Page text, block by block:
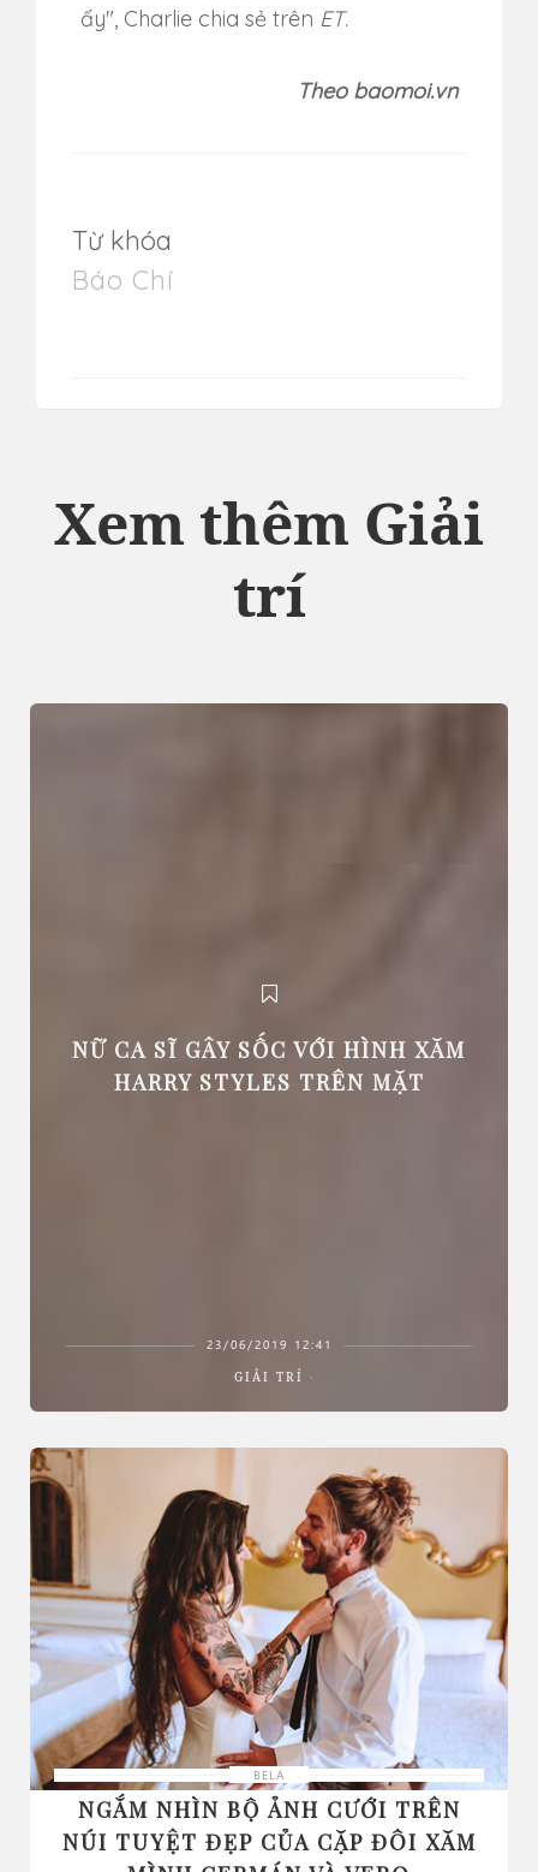
ấy", Charlie chia sẻ trên ET.
Theo baomoi.vn
Từ khóa
Báo Chí
Xem thêm Giải
trí
NỮ CA SĨ GÂY SỐC VỚI HÌNH XĂM
HARRY STYLES TRÊN MẶT
23/06/2019 12:41
GIẢI TRÍ
BELA
NGẮM NHÌN BỘ ẢNH CƯỚI TRÊN
NÚI TUYỆT ĐẸP CỦA CẶP ĐÔI XĂM